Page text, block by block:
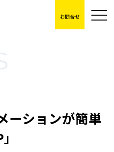
お問合せ
ーションが簡単